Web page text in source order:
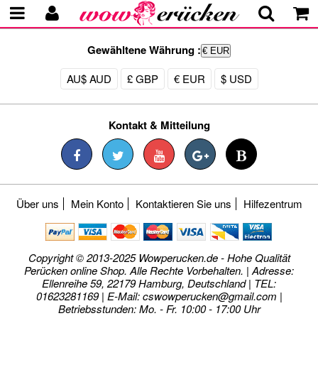
Gewähltene Währung : € EUR
AU$ AUD £ GBP € EUR $ USD
Kontakt & Mitteilung
Über uns Mein Konto Kontaktieren Sie uns Hilfezentrum
Copyright © 2013-2025 Wowperucken.de - Hohe Qualität
Perücken online Shop. Alle Rechte Vorbehalten. | Adresse:
Ellenreihe 59, 22179 Hamburg, Deutschland | TEL:
01623281169 | E-Mail:cswowperucken@gmail.com |
Betriebsstunden: Mo. - Fr. 10:00 - 17:00 Uhr